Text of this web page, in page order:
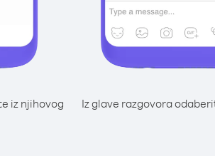
iz njihovog
Iz glave razgovora